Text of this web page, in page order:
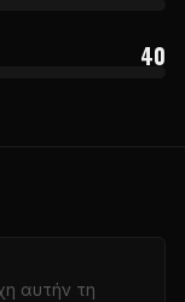
40
αυτήν τη